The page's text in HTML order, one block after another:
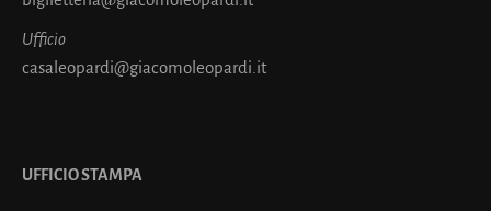
Ufficio
casaleopardi@giacomoleopardi.it
UFFICIO STAMPA